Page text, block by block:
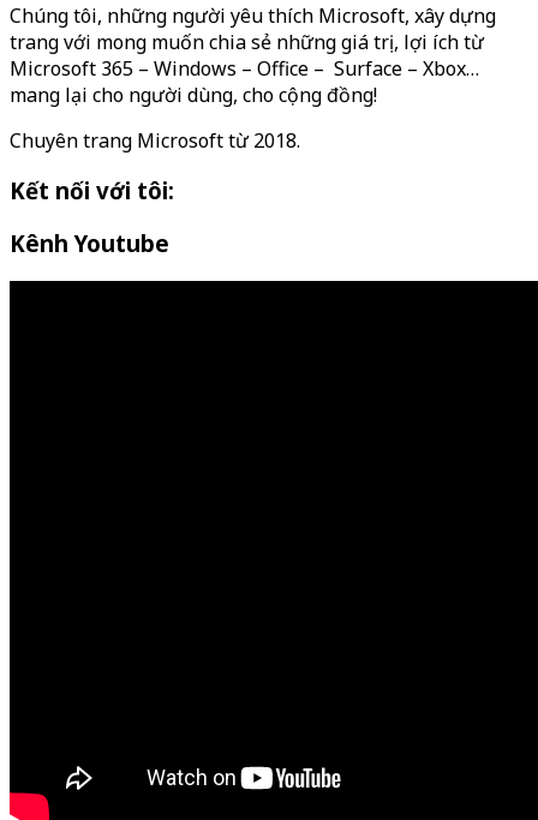
Chúng tôi, những người yêu thích Microsoft, xây dựng
trang với mong muốn chia sẻ những giá trị, lợi ích từ
Microsoft 365 – Windows – Office – Surface – Xbox…
mang lại cho người dùng, cho cộng đồng!
Chuyên trang Microsoft từ 2018.
Kết nối với tôi:
Kênh Youtube